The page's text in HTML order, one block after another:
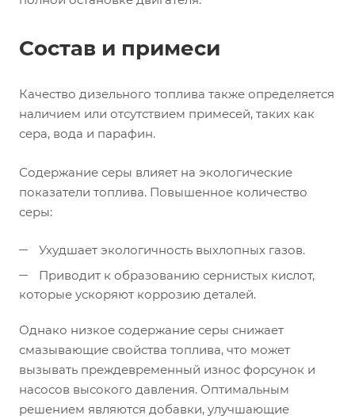
Состав и примеси
Качество дизельного топлива также определяется
наличием или отсутствием примесей, таких как
сера, вода и парафин.
Содержание серы влияет на экологические
показатели топлива. Повышенное количество
серы:
Ухудшает экологичность выхлопных газов.
Приводит к образованию сернистых кислот,
которые ускоряют коррозию деталей.
Однако низкое содержание серы снижает
смазывающие свойства топлива, что может
вызывать преждевременный износ форсунок и
насосов высокого давления. Оптимальным
решением являются добавки, улучшающие